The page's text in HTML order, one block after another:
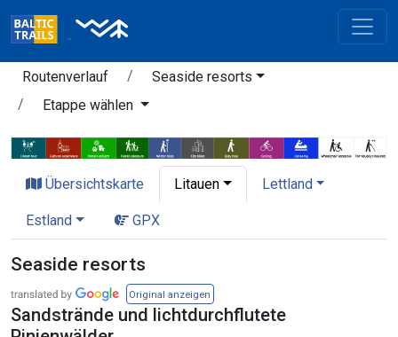
Routenverlauf
Seaside resorts
Etappe wählen
Übersichtskarte Litauen Lettland
Estland GPX
Seaside resorts
Original anzeigen
Sandstrände und lichtdurchflutete